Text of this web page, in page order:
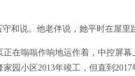
和说。他老伴说，她平时在屋
在嗡嗡作响地运作着，中控屏
园小区2013年竣工，但直到